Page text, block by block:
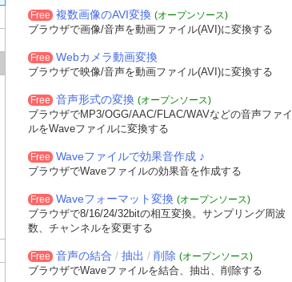
Free 複数画像のAVI変換 (オープンソース)
ブラウザで画像/音声を動画ファイル(AVI)に変換する
Free Webカメラ動画変換
ブラウザで映像/音声を動画ファイル(AVI)に変換する
Free 音声形式の変換 (オープンソース)
ブラウザでMP3/OGG/AAC/FLAC/WAVなどの音声ファイ
ルをWaveファイルに変換する
Free Waveファイルで効果音作成 ♪
ブラウザでWaveファイルの効果音を作成する
Free Waveフォーマット変換 (オープンソース)
ブラウザで8/16/24/32bitの相互変換。サンプリング周波
数、チャンネルを変更する
Free 音声の結合 / 抽出 / 削除 (オープンソース)
ブラウザでWaveファイルを結合、抽出、削除する